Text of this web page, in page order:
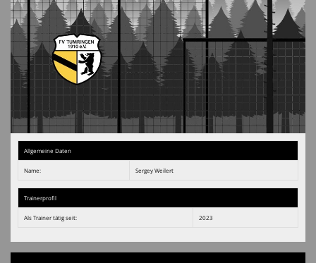
Allgemeine Daten
Name: Sergey Weilert
Trainerprofil
Als Trainer tätig seit: 2023